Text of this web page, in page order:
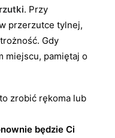
. Przy
przerzutce tylnej,
Gdy
miejscu, pamiętaj o
zrobić rękoma lub
będzie Ci